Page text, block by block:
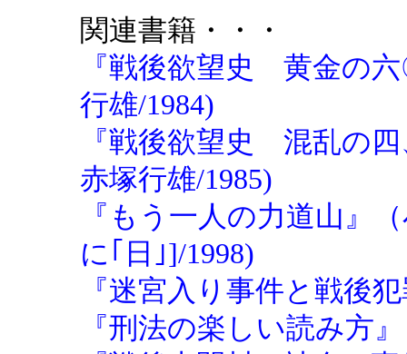
関連書籍・・・
『戦後欲望史 黄金の
行雄/1984)
『戦後欲望史 混乱の
赤塚行雄/1985)
『もう一人の力道山』
に｢日｣]/1998)
『迷宮入り事件と戦後
『刑法の楽しい読み方